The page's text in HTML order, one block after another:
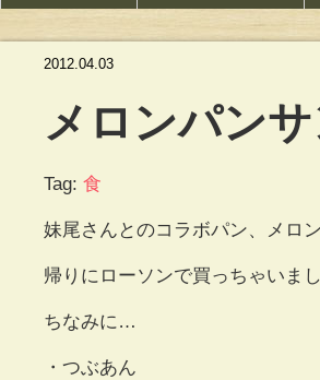
2012.04.03
メロンパン
Tag: 食
妹尾さんとのコラボパン、メロ
帰りにローソンで買っちゃいま
ちなみに…
・つぶあん